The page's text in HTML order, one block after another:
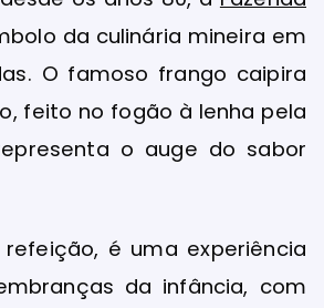
da culinária mineira em
O famoso frango caipira
feito no fogão à lenha pela
o auge do sabor
é uma experiência
da infância, com